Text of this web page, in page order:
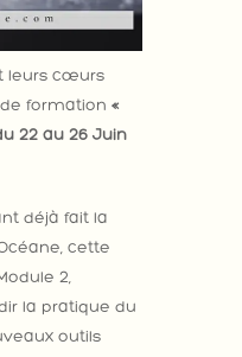
leurs cœurs
formation «
22 au 26 Juin
déjà fait la
cette
2,
la pratique du
outils